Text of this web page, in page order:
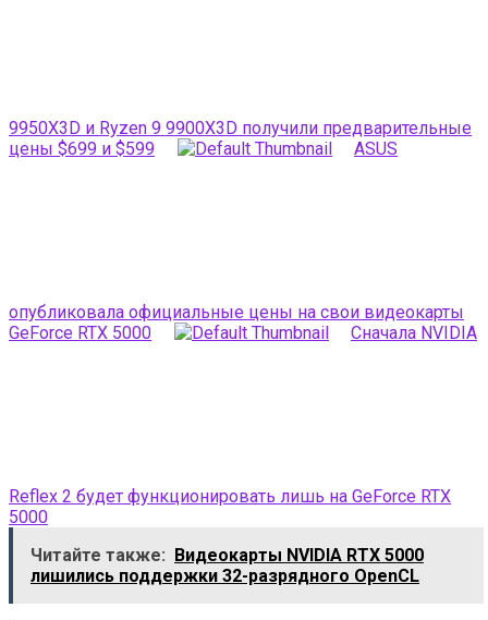
9950X3D и Ryzen 9 9900X3D получили предварительные
цены $699 и $599
ASUS
опубликовала официальные цены на свои видеокарты
GeForce RTX 5000
Сначала NVIDIA
Reflex 2 будет функционировать лишь на GeForce RTX
5000
Читайте также:
Видеокарты NVIDIA RTX 5000
лишились поддержки 32-разрядного OpenCL